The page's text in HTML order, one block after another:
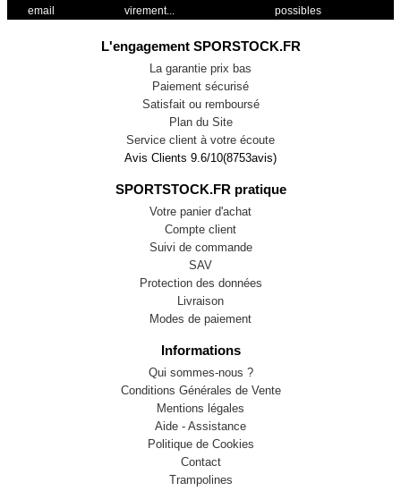
email
virement...
possibles
L'engagement SPORSTOCK.FR
La garantie prix bas
Paiement sécurisé
Satisfait ou remboursé
Plan du Site
Service client à votre écoute
Avis Clients 9.6/10(8753avis)
SPORTSTOCK.FR pratique
Votre panier d'achat
Compte client
Suivi de commande
SAV
Protection des données
Livraison
Modes de paiement
Informations
Qui sommes-nous ?
Conditions Générales de Vente
Mentions légales
Aide - Assistance
Politique de Cookies
Contact
Trampolines